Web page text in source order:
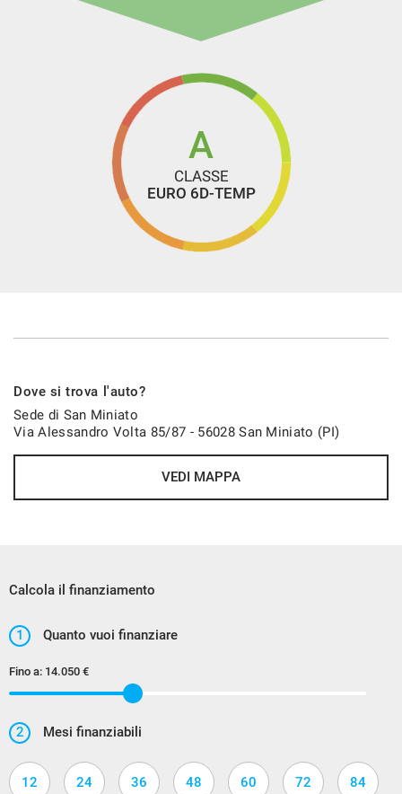
A
CLASSE
EURO 6D-TEMP
Dove si trova l'auto?
Sede di San Miniato
Via Alessandro Volta 85/87 - 56028 San Miniato (PI)
VEDI MAPPA
Calcola il finanziamento
1 Quanto vuoi finanziare
Fino a: 14.050 €
2 Mesi finanziabili
12 24 36 48 60 72 84